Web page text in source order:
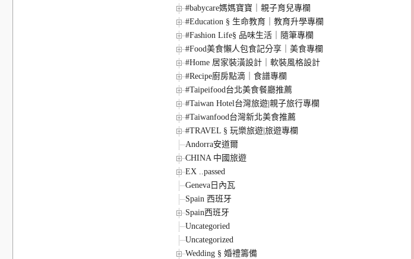
#babycare媽媽寶寶｜親子育兒專欄
#Education § 生命教育｜教育升學專欄
#Fashion Life§ 品味生活｜隨筆專欄
#Food美食懶人包食記分享｜美食專欄
#Home 居家裝潢設計｜軟裝風格設計
#Recipe廚房點滴｜食譜專欄
#Taipeifood台北美食餐廳推薦
#Taiwan Hotel台灣旅遊|親子旅行專欄
#Taiwanfood台灣新北美食推薦
#TRAVEL § 玩樂旅遊|旅遊專欄
Andorra安道爾
CHINA 中國旅遊
EX ..passed
Geneva日內瓦
Spain 西班牙
Spain西班牙
Uncategoried
Uncategorized
Wedding § 婚禮籌備